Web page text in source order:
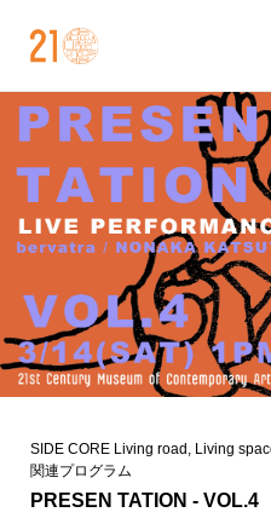
SIDE CORE Living road, Living
関連プログラム
PRESEN TATION - VOL.4